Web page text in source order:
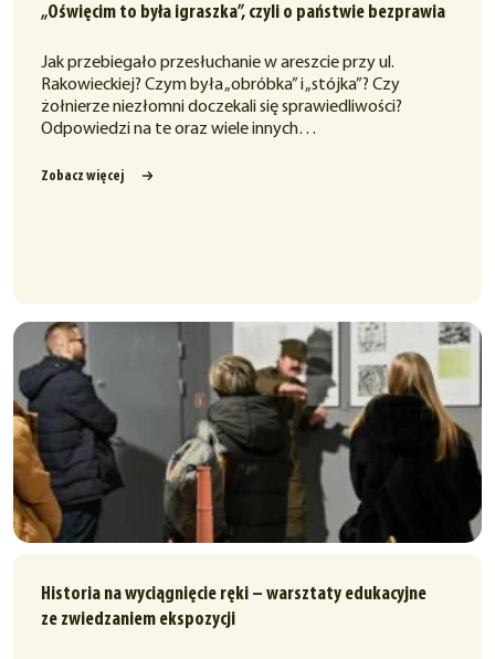
„Oświęcim to była igraszka”, czyli o państwie bezprawia
Jak przebiegało przesłuchanie w areszcie przy ul.
Rakowieckiej? Czym była „obróbka” i „stójka”? Czy
żołnierze niezłomni doczekali się sprawiedliwości?
Odpowiedzi na te oraz wiele innych…
Zobacz więcej
Historia na wyciągnięcie ręki – warsztaty edukacyjne
ze zwiedzaniem ekspozycji